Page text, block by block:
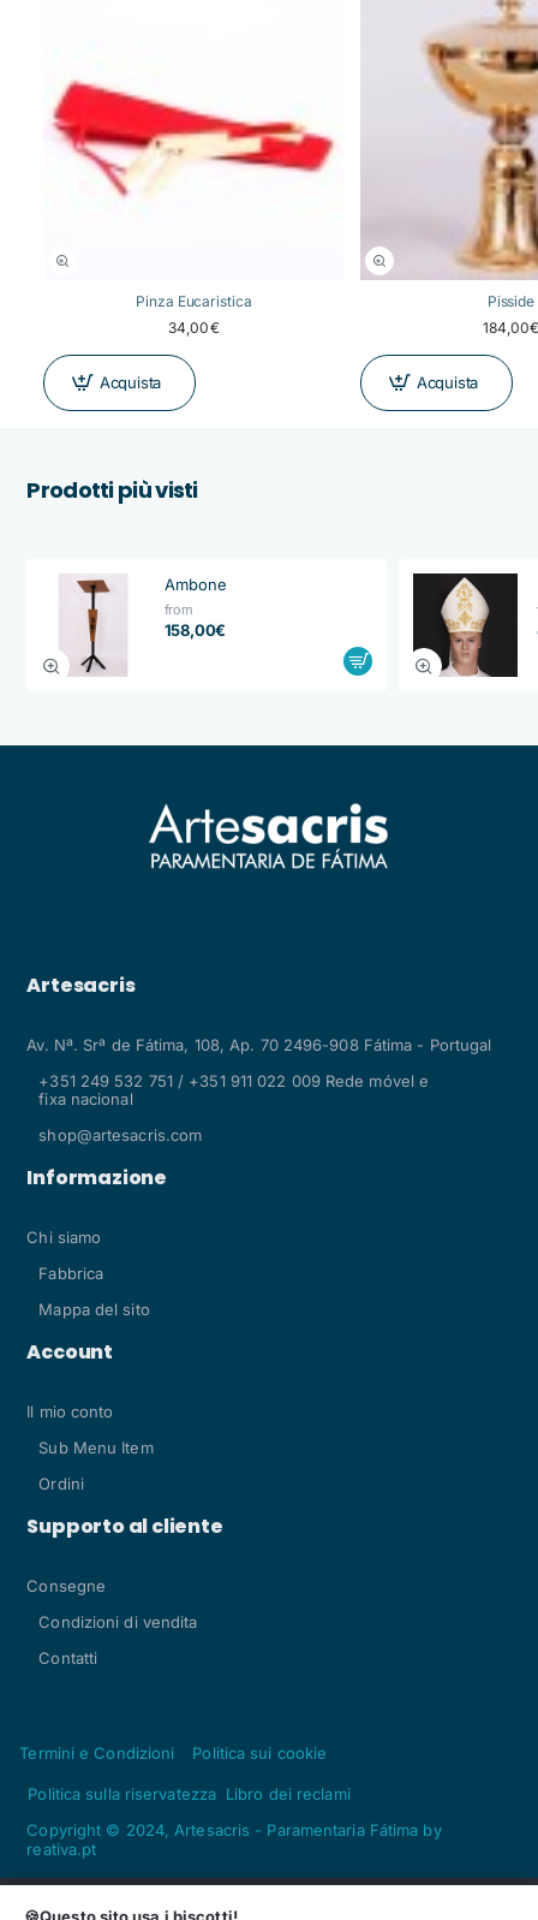
Pinza Eucaristica
34,00€
Acquista
Pisside
Acquista
Prodotti più visti
Ambone
from
158,00€
Artesacris
Av. Nª. Srª de Fátima, 108, Ap. 70 2496-908 Fátima - Portugal
+351 249 532 751 / +351 911 022 009 Rede móvel e
fixa nacional
shop@artesacris.com
Informazione
Chi siamo
Fabbrica
Mappa del sito
Account
Il mio conto
Sub Menu Item
Ordini
Supporto al cliente
Consegne
Condizioni di vendita
Contatti
Termini e Condizioni Politica sui cookie
Politica sulla riservatezza Libro dei reclami
Copyright © 2024, Artesacris - Paramentaria Fátima by
reativa.pt